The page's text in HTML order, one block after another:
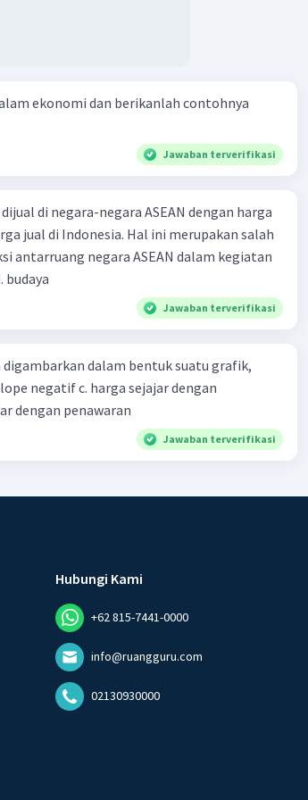
terkenal termasuk Bank Sentral Amerika
Sentral Eropa (European Central
Bank sentral adalah komponen kunci
dan keuangan suatu negara.
Balas
ekonomi dan berikanlah contohnya
Jawaban terverifikasi
di negara-negara ASEAN dengan harga
jual di Indonesia. Hal ini merupakan salah
antarruang negara ASEAN dalam kegiatan
budaya
Jawaban terverifikasi
dalam bentuk suatu grafik,
negatif c. harga sejajar dengan
dengan penawaran
Jawaban terverifikasi
Hubungi Kami
+62 815-7441-0000
info@ruangguru.com
02130930000